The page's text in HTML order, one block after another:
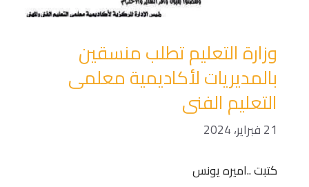
وزارة التعليم تطلب منسقين
بالمديريات لأكاديمية معلمى
التعليم الفنى
21 فبراير، 2024
كتبت ..اميره يونس